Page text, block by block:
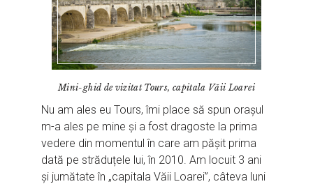
Mini-ghid de vizitat Tours, capitala Văii Loarei
Nu am ales eu Tours, îmi place să spun orașul
m-a ales pe mine și a fost dragoste la prima
vedere din momentul în care am pășit prima
dată pe străduțele lui, în 2010. Am locuit 3 ani
și jumătate în „capitala Văii Loarei”, câteva luni